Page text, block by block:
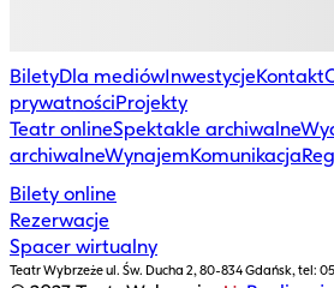
BiletyDla mediówInwestycjeKontakt
prywatnościProjekty
Teatr onlineSpektakle archiwalne
archiwalneWynajemKomunikacja
Bilety online
Rezerwacje
Spacer wirtualny
Teatr Wybrzeżeul. Św. Ducha 2, 80-834 Gdańsk, tel: